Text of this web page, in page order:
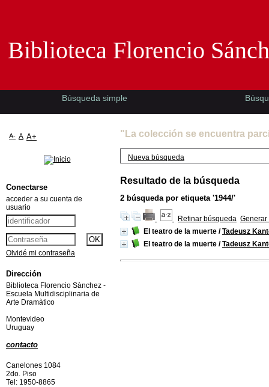
"La colección se encuentra
Nueva búsqueda
Resultado de la búsqueda
2 búsqueda por etiqueta '1944/'
Refinar búsqueda Generar
El teatro de la muerte /Tadeusz
El teatro de la muerte /Tadeusz
Biblioteca Florencio
Búsqueda simple
A- A A+
Conectarse
acceder a su cuenta de
usuario
Olvidé mi contraseña
Dirección
Biblioteca Florencio Sànchez -
Escuela Multidisciplinaria de
Arte Dramàtico
Montevideo
Uruguay
contacto
Canelones 1084
2do. Piso
Tel: 1950-8865